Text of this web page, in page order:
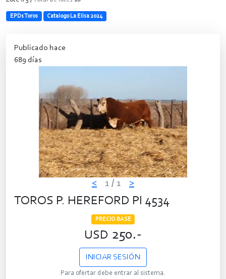
EPDs Toros Catalogo La Elisa 2024
Publicado hace
689 días
< 1 / 1 >
TOROS P. HEREFORD PI 4534
PRECIO BASE
USD 250.-
INICIAR SESIÓN
Para ofertar debe entrar al sistema.